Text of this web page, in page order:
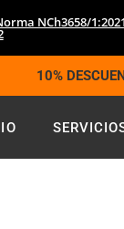
NCh3658/1:2021
10%